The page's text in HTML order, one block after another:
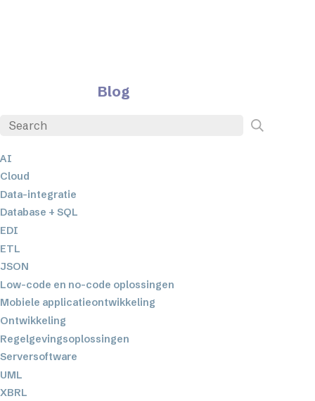
Blog
AI
Cloud
Data-integratie
Database + SQL
EDI
ETL
JSON
Low-code en no-code oplossingen
Mobiele applicatieontwikkeling
Ontwikkeling
Regelgevingsoplossingen
Serversoftware
UML
XBRL